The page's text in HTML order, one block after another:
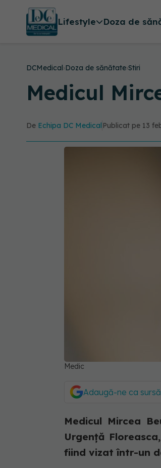
Lifestyle Doza de
DCMedical›Doza de sănătate›Stiri
Medicul
De Echipa DC Medical Publicat pe 13
Medic
Adaugă-ne ca
Medicul Mircea
Urgenţă
fiind vizat într-un